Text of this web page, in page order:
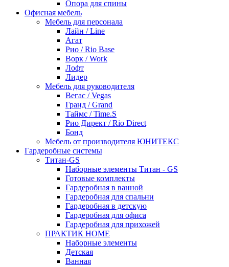
Опора для спины
Офисная мебель
Мебель для персонала
Лайн / Line
Агат
Рио / Rio Base
Ворк / Work
Лофт
Лидер
Мебель для руководителя
Вегас / Vegas
Гранд / Grand
Таймс / Time.S
Рио Директ / Rio Direct
Бонд
Мебель от производителя ЮНИТЕКС
Гардеробные системы
Титан-GS
Наборные элементы Титан - GS
Готовые комплекты
Гардеробная в ванной
Гардеробная для спальни
Гардеробная в детскую
Гардеробная для офиса
Гардеробная для прихожей
ПРАКТИК HOME
Наборные элементы
Детская
Ванная